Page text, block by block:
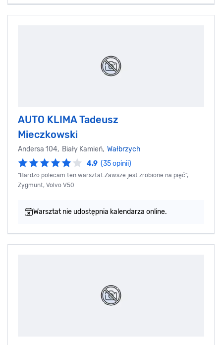
AUTO KLIMA Tadeusz
Mieczkowski
Andersa 104, Biały Kamień, Wałbrzych
4.9 (35 opinii)
"Bardzo polecam ten warsztat.Zawsze jest zrobione na pięć",
Zygmunt, Volvo V50
Warsztat nie udostępnia kalendarza online.